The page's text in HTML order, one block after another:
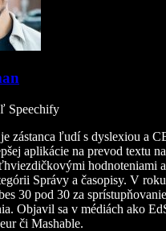
Speechify
zástanca ľudí s dyslexiou a
aplikácie na prevod textu
hodnoteniami
Správy a časopisy. V
30 pod 30 za
Objavil sa v médiách ako
či Mashable.